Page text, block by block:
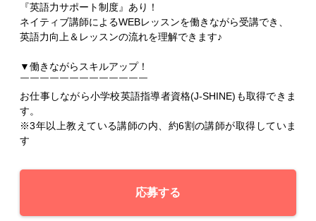
『英語力サポート制度』あり！
ネイティブ講師によるWEBレッスンを働きながら受講でき、
英語力向上＆レッスンの流れを理解できます♪
▼働きながらスキルアップ！
￣￣￣￣￣￣￣￣￣￣￣￣￣
お仕事しながら小学校英語指導者資格(J-SHINE)も取得できま
す。
※3年以上教えている講師の内、約6割の講師が取得していま
す
応募する